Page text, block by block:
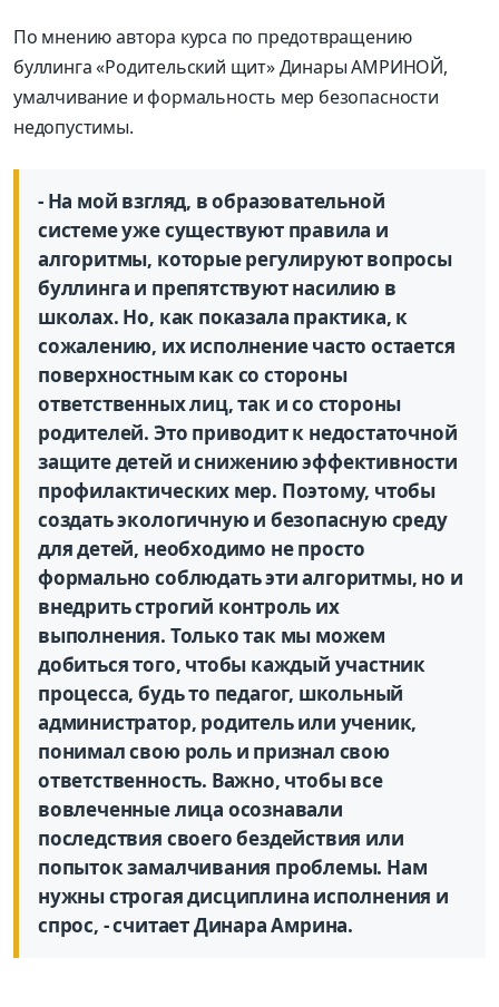
По мнению автора курса по предотвращению
буллинга «Родительский щит» Динары АМРИНОЙ,
умалчивание и формальность мер безопасности
недопустимы.
- На мой взгляд, в образовательной
системе уже существуют правила и
алгоритмы, которые регулируют вопросы
буллинга и препятствуют насилию в
школах. Но, как показала практика, к
сожалению, их исполнение часто остается
поверхностным как со стороны
ответственных лиц, так и со стороны
родителей. Это приводит к недостаточной
защите детей и снижению эффективности
профилактических мер. Поэтому, чтобы
создать экологичную и безопасную среду
для детей, необходимо не просто
формально соблюдать эти алгоритмы, но и
внедрить строгий контроль их
выполнения. Только так мы можем
добиться того, чтобы каждый участник
процесса, будь то педагог, школьный
администратор, родитель или ученик,
понимал свою роль и признал свою
ответственность. Важно, чтобы все
вовлеченные лица осознавали
последствия своего бездействия или
попыток замалчивания проблемы. Нам
нужны строгая дисциплина исполнения и
спрос, - считает Динара Амрина.